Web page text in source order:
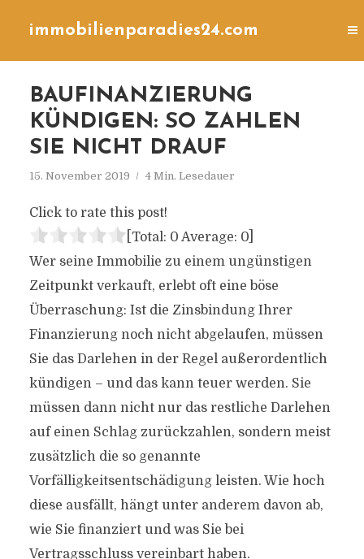
immobilienparadies24.com
BAUFINANZIERUNG
KÜNDIGEN: SO ZAHLEN
SIE NICHT DRAUF
15. November 2019 4 Min. Lesedauer
Click to rate this post!
[Total: 0 Average: 0]
Wer seine Immobilie zu einem ungünstigen
Zeitpunkt verkauft, erlebt oft eine böse
Überraschung: Ist die Zinsbindung Ihrer
Finanzierung noch nicht abgelaufen, müssen
Sie das Darlehen in der Regel außerordentlich
kündigen – und das kann teuer werden. Sie
müssen dann nicht nur das restliche Darlehen
auf einen Schlag zurückzahlen, sondern meist
zusätzlich die so genannte
Vorfälligkeitsentschädigung leisten. Wie hoch
diese ausfällt, hängt unter anderem davon ab,
wie Sie finanziert und was Sie bei
Vertragsschluss vereinbart haben.